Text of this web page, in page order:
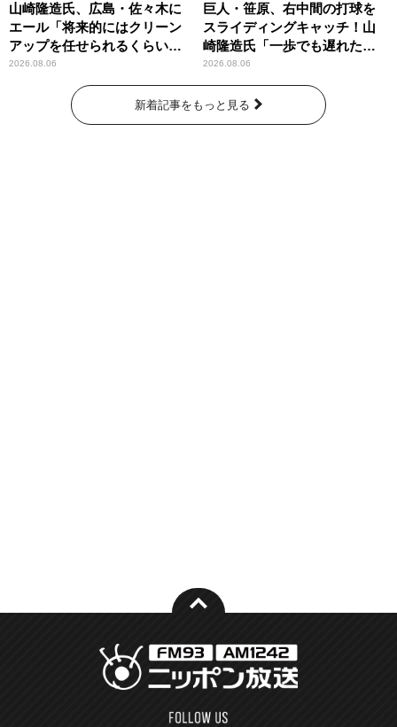
山崎隆造氏、広島・佐々木に
エール「将来的にはクリーン
アップを任せられるくらいま
では成長して」
2026.08.06
巨人・笹原、右中間の打球を
スライディングキャッチ！山
崎隆造氏「一歩でも遅れた
ら…」
2026.08.06
新着記事をもっと見る